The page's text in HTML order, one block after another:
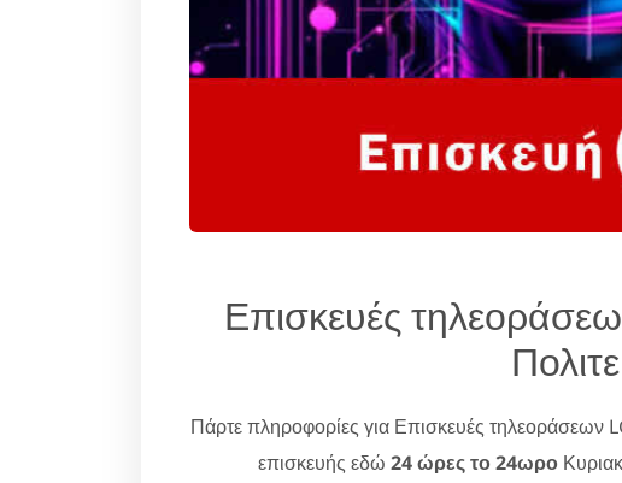
Επισκευές
Πάρτε πληροφορίες για Επισκευές τηλεοράσεων
επισκευής εδώ 24 ώρες το 24ωρο